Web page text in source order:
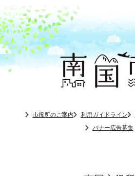
市役所のご案内 利用ガイドライン
バナー広告募集